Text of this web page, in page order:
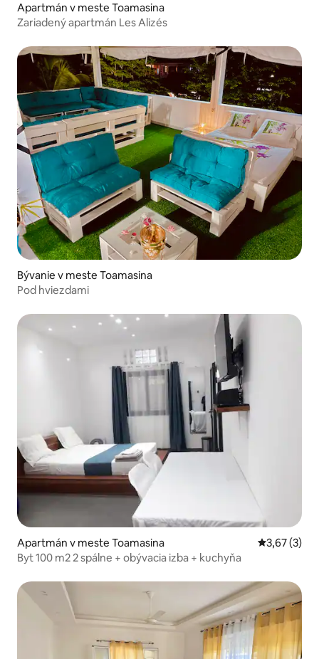
Apartmán v meste Toamasina
Zariadený apartmán Les Alizés
Bývanie v meste Toamasina
Pod hviezdami
Apartmán v meste Toamasina Priemerné
3,67 (3)
Byt 100 m2 2 spálne + obývacia izba + kuchyňa